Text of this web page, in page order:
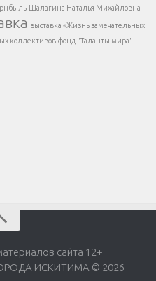
Шалагина Наталья Михайловна
выставка «Жизнь замечательных
коллективов фонд "Таланты мира"
сайта 12+
ИСКИТИМА © 2026